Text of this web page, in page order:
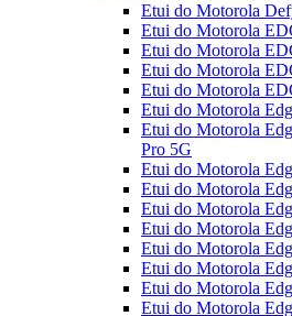
Etui do Motorola
Etui do Motorola
Etui do Motorola
Etui do Motorola
Etui do Motorola
Etui do Motorola
Etui do Motorola
Pro 5G
Etui do Motorola
Etui do Motorola
Etui do Motorola
Etui do Motorola
Etui do Motorola
Etui do Motorola
Etui do Motorola
Etui do Motorola